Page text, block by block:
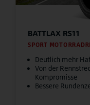
BATTLAX RS11
SPORT
Deutlich mehr
Von der
Kompromisse
Bessere